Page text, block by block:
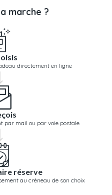
marche ?
directement en ligne
par mail ou par voie postale
réserve
au créneau de son choix